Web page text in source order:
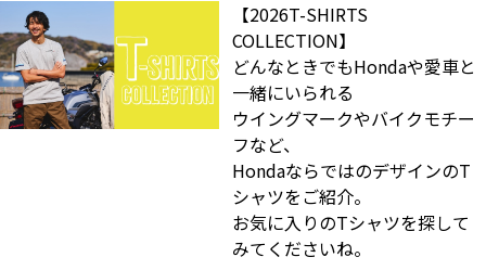
【2026T-SHIRTS
COLLECTION】
どんなときでもHondaや愛車と
一緒にいられる
ウイングマークやバイクモチー
フなど、
HondaならではのデザインのT
シャツをご紹介。
お気に入りのTシャツを探して
みてくださいね。